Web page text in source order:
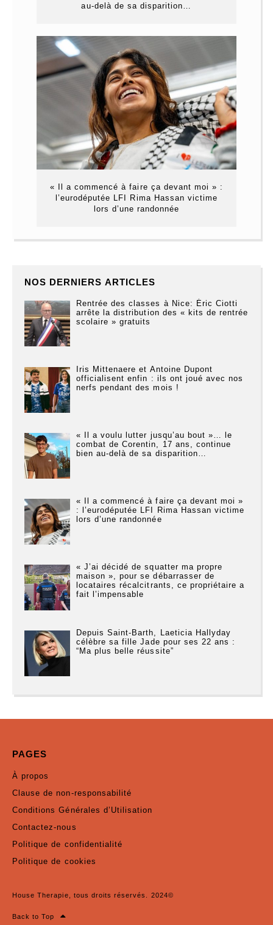
au-delà de sa disparition…
« Il a commencé à faire ça devant moi » :
l’eurodéputée LFI Rima Hassan victime
lors d’une randonnée
NOS DERNIERS ARTICLES
Rentrée des classes à Nice: Éric Ciotti
arrête la distribution des « kits de rentrée
scolaire » gratuits
Iris Mittenaere et Antoine Dupont
officialisent enfin : ils ont joué avec nos
nerfs pendant des mois !
« Il a voulu lutter jusqu’au bout »… le
combat de Corentin, 17 ans, continue
bien au-delà de sa disparition…
« Il a commencé à faire ça devant moi »
: l’eurodéputée LFI Rima Hassan victime
lors d’une randonnée
« J’ai décidé de squatter ma propre
maison », pour se débarrasser de
locataires récalcitrants, ce propriétaire a
fait l’impensable
Depuis Saint-Barth, Laeticia Hallyday
célèbre sa fille Jade pour ses 22 ans :
“Ma plus belle réussite”
PAGES
À propos
Clause de non-responsabilité
Conditions Générales d’Utilisation
Contactez-nous
Politique de confidentialité
Politique de cookies
House Therapie, tous droits réservés. 2024©
Back to Top